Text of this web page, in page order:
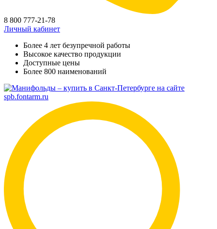
8 800 777-21-78
Личный кабинет
Более 4 лет безупречной работы
Высокое качество продукции
Доступные цены
Более 800 наименований